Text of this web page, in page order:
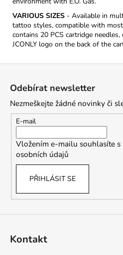
VARIOUS SIZES - Available in
tattoo styles, compatible with
contains 20 PCS cartridge
JCONLY logo on the back of the
Odebírat newsletter
Nezmeškejte žádné novinky či
E-mail
Vložením e-mailu souhlasíte s
osobních údajů
PŘIHLÁSIT SE
Kontakt